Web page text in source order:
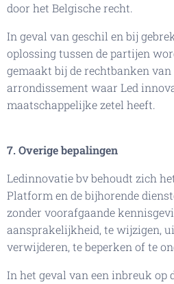
door het Belgische recht.
In geval van geschil en bij
oplossing tussen de partijen
gemaakt bij de rechtbanken
arrondissement waar Led
maatschappelijke zetel heeft.
7. Overige bepalingen
Ledinnovatie bv behoudt zich
Platform en de bijhorende
zonder voorafgaande
aansprakelijkheid, te wijzigen,
verwijderen, te beperken of te
In het geval van een inbreuk op